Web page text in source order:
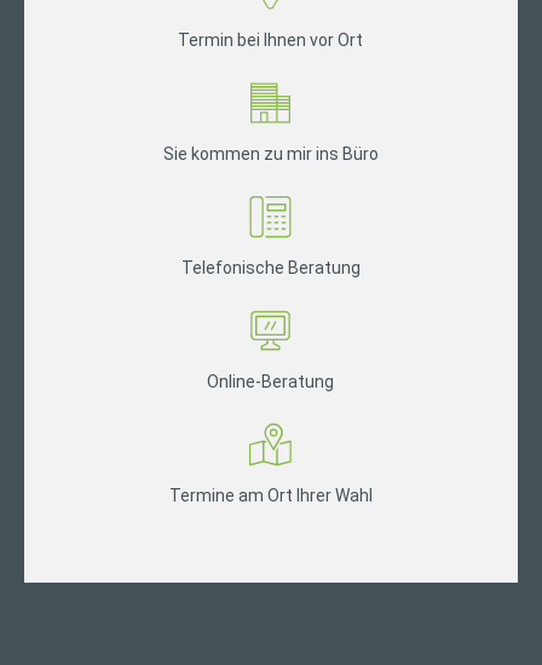
Termin bei Ihnen vor Ort
Sie kommen zu mir ins Büro
Telefonische Beratung
Online-Beratung
Termine am Ort Ihrer Wahl